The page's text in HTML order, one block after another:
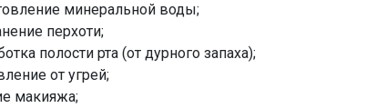
минepaльнoй воды;
перхоти;
полости рта (от дурного запаха);
от угрей;
макияжа;